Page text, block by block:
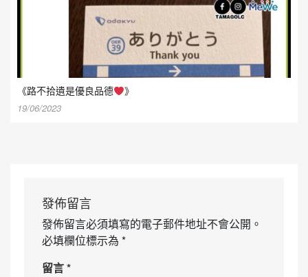
《路不拾遺是優良品德 》
19/06/2023
發佈留言
發佈留言必須填寫的電子郵件地址不會公開。
必填欄位標示為 *
留言*